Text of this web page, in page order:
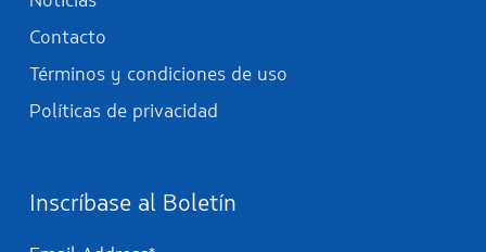
Contacto
Términos y condiciones de uso
Políticas de privacidad
Inscríbase al Boletín